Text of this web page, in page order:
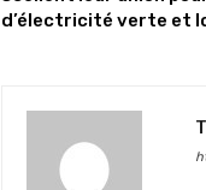
d’électricité verte et